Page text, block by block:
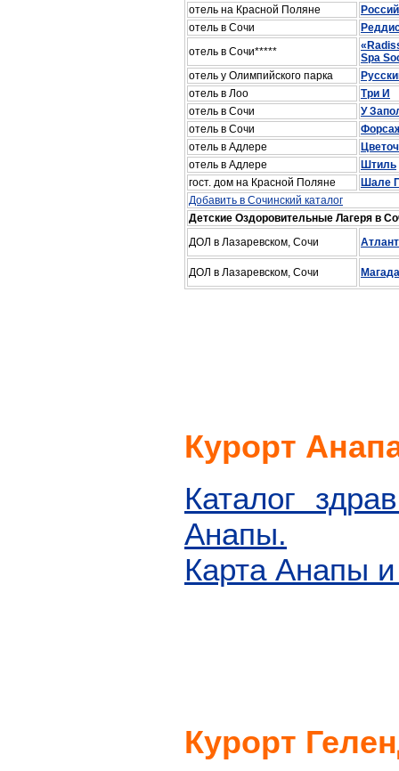
отель на Красной Поляне
отель в Сочи
отель в Сочи*****
Spa
отель у Олимпийского парка
отель в Лоо
Три И
отель в Сочи
У
отель в Сочи
отель в Адлере
отель в Адлере
Штиль
гост. дом на Красной Поляне
Шале
Добавить в Сочинский каталог
Детские Оздоровительные Лагеря в
ДОЛ в Лазаревском, Сочи
Атлант
ДОЛ в Лазаревском, Сочи
Курорт
Каталог
Анапы.
Карта Анапы
Курорт